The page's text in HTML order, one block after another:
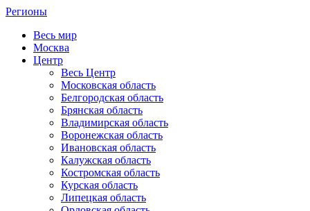
Регионы
Весь мир
Москва
Центр
Весь Центр
Московская область
Белгородская область
Брянская область
Владимирская область
Воронежская область
Ивановская область
Калужская область
Костромская область
Курская область
Липецкая область